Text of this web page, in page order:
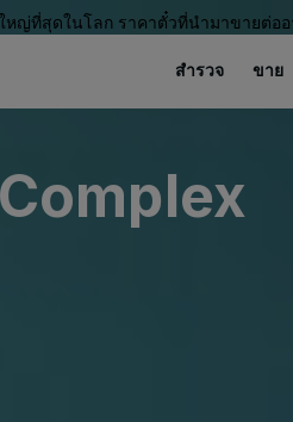
ญ่ที่สุดในโลก ราคาตั๋วที่นำมาขายต่อ
สำรวจ ขาย